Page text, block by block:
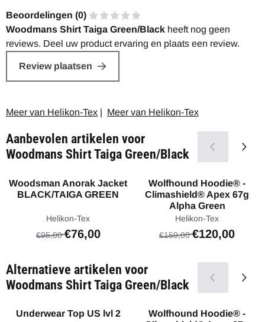
Beoordelingen (0)
Woodmans Shirt Taiga Green/Black heeft nog geen
reviews. Deel uw product ervaring en plaats een review.
Review plaatsen
Meer van Helikon-Tex | Meer van Helikon-Tex
Aanbevolen artikelen voor
Woodmans Shirt Taiga Green/Black
Woodsman Anorak Jacket
BLACK/TAIGA GREEN
Merk:
Helikon-Tex
Van 95,00 voor 76,00
€95,00€76,00
Wolfhound Hoodie® -
Climashield® Apex 67g
Alpha Green
Merk:
Helikon-Tex
Van 150,00
€150,00€120,00
Alternatieve artikelen voor
Woodmans Shirt Taiga Green/Black
Underwear Top US lvl 2
Wolfhound Hoodie® -